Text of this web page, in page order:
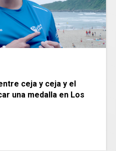
ceja y ceja y el
una medalla en Los